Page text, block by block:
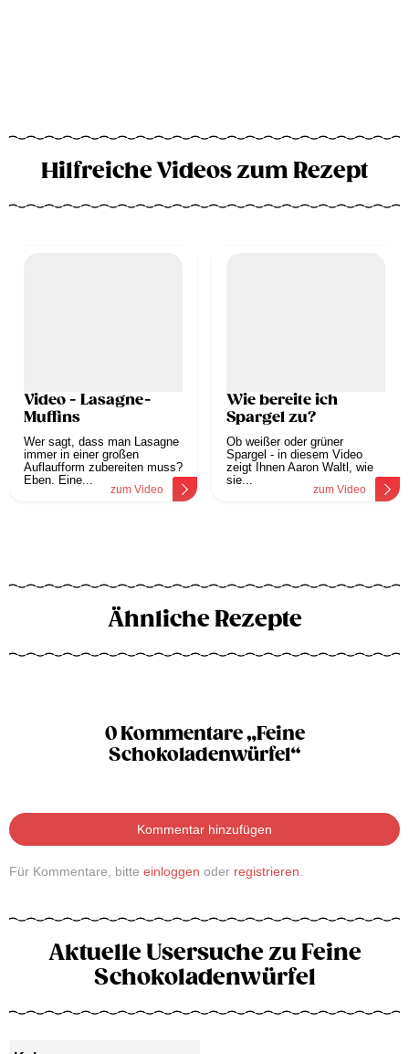
Hilfreiche Videos zum Rezept
Video - Lasagne-
Muffins
Wer sagt, dass man Lasagne
immer in einer großen
Auflaufform zubereiten muss?
Eben. Eine...
zum Video
Wie bereite ich
Spargel zu?
Ob weißer oder grüner
Spargel - in diesem Video
zeigt Ihnen Aaron Waltl, wie
sie...
zum Video
Ähnliche Rezepte
0 Kommentare „Feine
Schokoladenwürfel“
Kommentar hinzufügen
Für Kommentare, bitte einloggen oder registrieren.
Aktuelle Usersuche zu Feine
Schokoladenwürfel